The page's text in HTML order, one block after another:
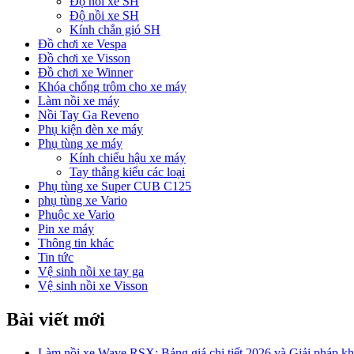
Độ nồi xe SH
Kính chắn gió SH
Đồ chơi xe Vespa
Đồ chơi xe Visson
Đồ chơi xe Winner
Khóa chống trộm cho xe máy
Làm nồi xe máy
Nồi Tay Ga Reveno
Phụ kiện đèn xe máy
Phụ tùng xe máy
Kính chiếu hậu xe máy
Tay thắng kiểu các loại
Phụ tùng xe Super CUB C125
phụ tùng xe Vario
Phuộc xe Vario
Pin xe máy
Thông tin khác
Tin tức
Vệ sinh nồi xe tay ga
Vệ sinh nồi xe Visson
Bài viết mới